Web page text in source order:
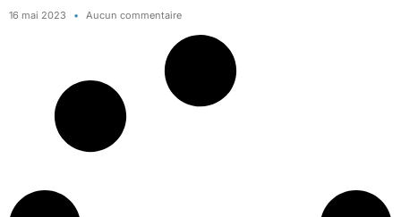
16 mai 2023 Aucun commentaire